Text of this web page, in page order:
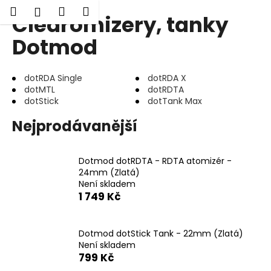
Přejít
obsah
HledatPřihlášení
Nákupní
košík
Clearomizery, tanky
Dotmod
dotRDA Single
dotRDA X
dotMTL
dotRDTA
dotStick
dotTank Max
Nejprodávanější
Dotmod dotRDTA - RDTA atomizér -
24mm (Zlatá)
Není skladem
1 749 Kč
Dotmod dotStick Tank - 22mm (Zlatá)
Není skladem
799 Kč
o Zpět
Zpět
o
p
t